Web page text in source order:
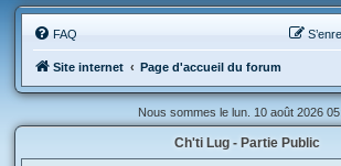
FAQ
Site internet Page d'accueil du forum
Nous sommes le lun. 10 août 2026
Ch'ti Lug - Partie Public